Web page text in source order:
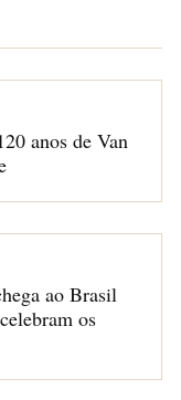
anos de Van
ao Brasil
os